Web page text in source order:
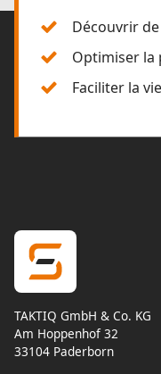
Découvrir
Optimiser la
Faciliter la
TAKTIQ GmbH & Co. KG
Am Hoppenhof 32
33104 Paderborn